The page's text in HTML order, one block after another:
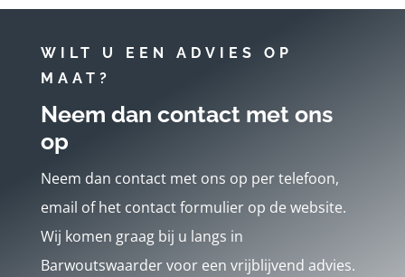
WILT U EEN ADVIES OP
MAAT?
Neem dan contact met ons
op
Neem dan contact met ons op per telefoon,
email of het contact formulier op de website.
Wij komen graag bij u langs in
Barwoutswaarder voor een vrijblijvend advies.